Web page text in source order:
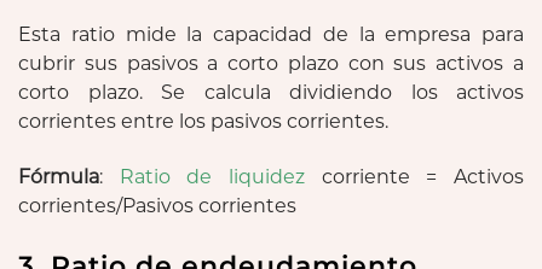
Esta ratio mide la capacidad de la empresa para
cubrir sus pasivos a corto plazo con sus activos a
corto plazo. Se calcula dividiendo los activos
corrientes entre los pasivos corrientes.
Fórmula: Ratio de liquidez corriente = Activos
corrientes/Pasivos corrientes